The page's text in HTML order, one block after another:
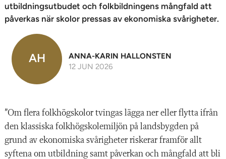
utbildningsutbudet och folkbildningens mångfald att
påverkas när skolor pressas av ekonomiska svårigheter.
AH
ANNA-KARIN HALLONSTEN
12 JUN 2026
”Om flera folkhögskolor tvingas lägga ner eller flytta ifrån
den klassiska folkhögskolemiljön på landsbygden på
grund av ekonom­iska svårigheter riskerar framför allt
syftena om utbildning samt påverkan och mångfald att bli